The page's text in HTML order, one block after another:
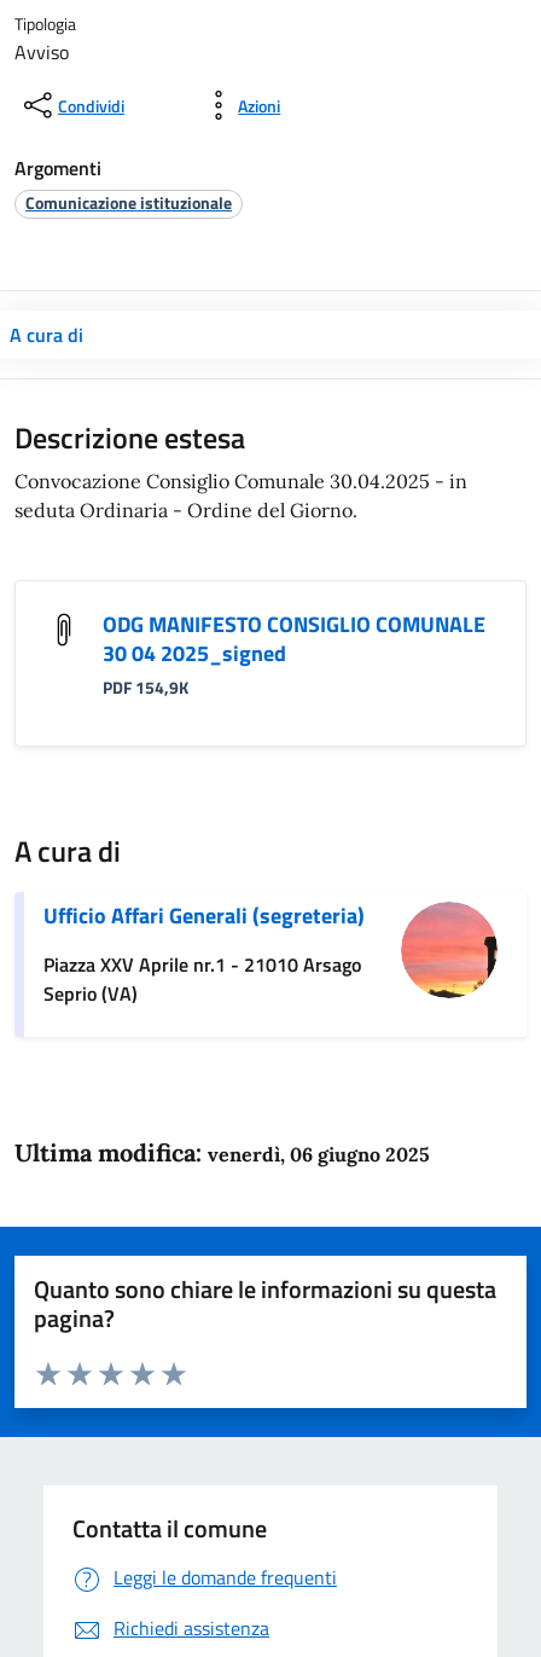
Tipologia
Avviso
Condividi Azioni
Argomenti
Comunicazione istituzionale
A cura di
Descrizione estesa
Convocazione Consiglio Comunale 30.04.2025 - in
seduta Ordinaria - Ordine del Giorno.
ODG MANIFESTO CONSIGLIO COMUNALE
30 04 2025_signed
PDF 154,9K
A cura di
Ufficio Affari Generali (segreteria)
Piazza XXV Aprile nr.1 - 21010 Arsago
Seprio (VA)
Ultima modifica: venerdì, 06 giugno 2025
Quanto sono chiare le informazioni su questa
pagina?
Domanda
Valuta da 1 a 5 stelle la pagina
Valuta 5 stelle su 5
Valuta 4 stelle su 5
Valuta 3 stelle su 5
Valuta 2 stelle su 5
Valuta 1 stelle su 5
Contatta il comune
Leggi le domande frequenti
Richiedi assistenza